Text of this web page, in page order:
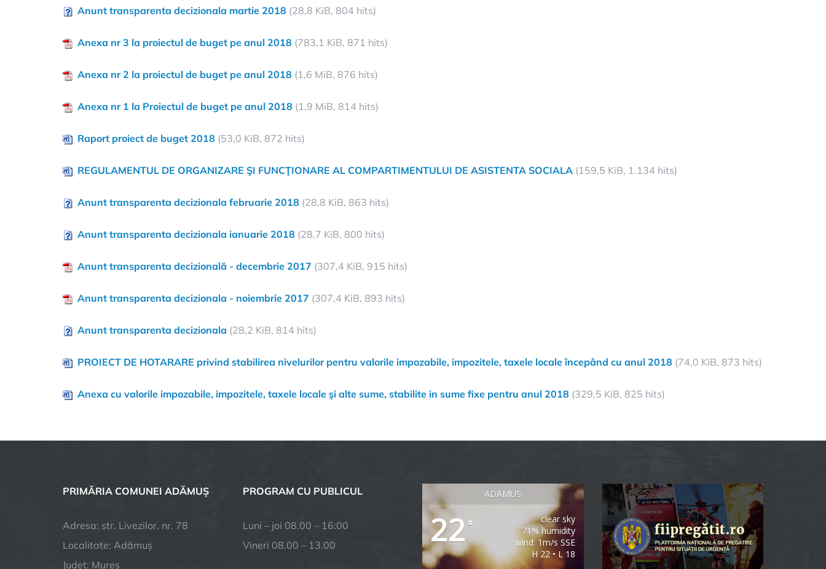
Anunt transparenta decizionala martie 2018 (28,8 KiB, 804 hits)
Anexa nr 3 la proiectul de buget pe anul 2018 (783,1 KiB, 871 hits)
Anexa nr 2 la proiectul de buget pe anul 2018 (1,6 MiB, 876 hits)
Anexa nr 1 la Proiectul de buget pe anul 2018 (1,9 MiB, 814 hits)
Raport proiect de buget 2018 (53,0 KiB, 872 hits)
REGULAMENTUL DE ORGANIZARE ŞI FUNCŢIONARE AL COMPARTIMENTULUI DE ASISTENTA SOCIALA (159,5 KiB, 1.134 hits)
Anunt transparenta decizionala februarie 2018 (28,8 KiB, 863 hits)
Anunt transparenta decizionala ianuarie 2018 (28,7 KiB, 800 hits)
Anunt transparenta decizională - decembrie 2017 (307,4 KiB, 915 hits)
Anunt transparenta decizionala - noiembrie 2017 (307,4 KiB, 893 hits)
Anunt transparenta decizionala (28,2 KiB, 814 hits)
PROIECT DE HOTARARE privind stabilirea nivelurilor pentru valorile impozabile, impozitele, taxele locale începând cu anul 2018 (74,0 KiB, 873 hits)
Anexa cu valorile impozabile, impozitele, taxele locale şi alte sume, stabilite in sume fixe pentru anul 2018 (329,5 KiB, 825 hits)
PRIMĂRIA COMUNEI ADĂMUȘ
Adresa: str. Livezilor, nr. 78
Localitate: Adămuș
Județ: Mureș
PROGRAM CU PUBLICUL
Luni – joi 08.00 – 16:00
Vineri 08.00 – 13.00
ADAMUS
22 °
clear sky
71% humidity
wind: 1m/s SSE
H 22 • L 18